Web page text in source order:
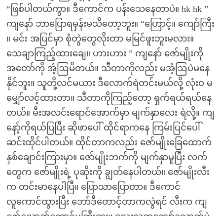
“ဖြစ်ပါတယ်ကွာ။ ဒီကောင်က ပန်းသေနေတာပဲ။ hk hk ”
ကျနော် ဘာပြောရမှန်းမသိတော့ဘူး။ “ဟြောင့်။ ကျော်ကြီး
။ မင်း အပြင်မှာ စုံတွဲတွေလိုးတာ မမြင်ဖူးဘူးမလား။
သေချာကြည့်ထားချေ။ ဟားဟား ” ကျနော် ဇော်မျိုးကို
အတော်ကို အံ့ဩမိတယ်။ သီတာကိုလည်း မအံ့ဩပဲမနေ
နိုင်ဘူး။ သူတို့လင်မယား ဒီလောက်ရဲတင်းမယ်လို့ လုံးဝ မ
မျှော်လင့်ထားတာ။ သီတာကိုကြည့်တော့ ရှက်ရယ်ရယ်နေ
တယ်။ မီးအလင်းရောင်အောက်မှာ မျက်နှာလေး ရဲလို့။ ကျ
နော့်ကိုရယ်ပြပြီး ဆိုဖာပေါ် ထိုင်ရာကနေ ကြမ်းပြင်ပေါ်
ဆင်းထိုင်ပါတယ်။ ထိုင်တာကလည်း ဇော်မျိုးခြေထောက်
နှစ်ချောင်းကြားမှာ။ ဇော်မျိုးဘက်ကို မျက်နှာမူပြီး လက်
တွေက ဇော်မျိုးရဲ့ ပုဆိုးကို ချွတ်နေပါတယ်။ ဇော်မျိုးလီး
က တင်းမာနေပါပြီ။ ပြောသာပြောတာ။ ဒီကောင်
လူကောင်ထွားပြီး ဘော်ဒီတောင့်တာကလွဲရင် လီးက ကျ